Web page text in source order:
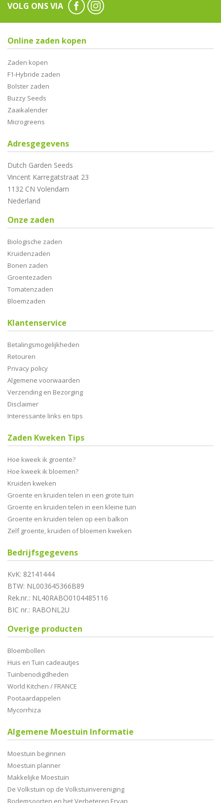
VOLG ONS VIA
Online zaden kopen
Zaden kopen
F1-Hybride zaden
Bolster zaden
Buzzy Seeds
Zaaikalender
Microgreens
Adresgegevens
Dutch Garden Seeds
Vincent Karregatstraat 23
1132 CN Volendam
Nederland
Onze zaden
Biologische zaden
Kruidenzaden
Bonen zaden
Groentezaden
Tomatenzaden
Bloemzaden
Klantenservice
Betalingsmogelijkheden
Retouren
Privacy policy
Algemene voorwaarden
Verzending en Bezorging
Disclaimer
Interessante links en tips
Zaden Kweken Tips
Hoe kweek ik groente?
Hoe kweek ik bloemen?
Kruiden kweken
Groente en kruiden telen in een grote tuin
Groente en kruiden telen in een kleine tuin
Groente en kruiden telen op een balkon
Zelf groente, kruiden of bloemen kweken
Bedrijfsgegevens
KvK: 82141444
BTW: NL003645366B89
Rek.nr.: NL40RABO0104485116
BIC nr.: RABONL2U
Overige producten
Bloembollen
Huis en Tuin cadeautjes
Tuinbenodigdheden
World Kitchen / FRANCE
Pootaardappelen
Mycorrhiza
Algemene Moestuin Informatie
Moestuin beginnen
Moestuin planner
Makkelijke Moestuin
De Volkstuin op de Volkstuinvereniging